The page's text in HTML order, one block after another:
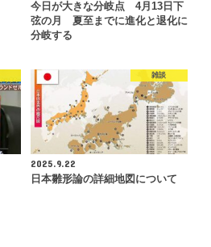
今日が大きな分岐点 4月13日下
弦の月 夏至までに進化と退化に
分岐する
雑談
2025.9.22
日本雛形論の詳細地図について